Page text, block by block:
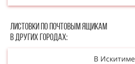
Листовки по почтовым ящикам
в других городах:
В Искитиме